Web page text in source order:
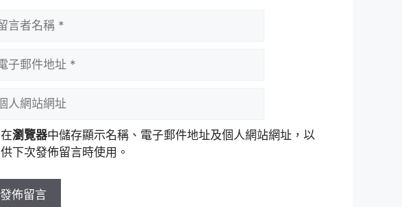
在瀏覽器中儲存顯示名稱、電子郵件地址及個人網站網址，以
供下次發佈留言時使用。